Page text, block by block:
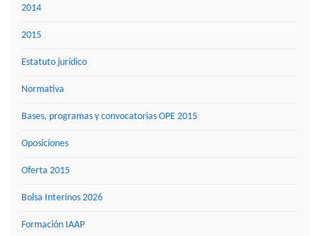
2014
2015
Estatuto jurídico
Normativa
Bases, programas y convocatorias OPE 2015
Oposiciones
Oferta 2015
Bolsa Interinos 2026
Formación IAAP